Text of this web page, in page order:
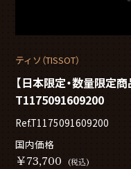
ティソ（TISSOT）
【日本限定・数量限定
T1175091609200
Ref.T1175091609200
国内価格
￥73,700 (税込)